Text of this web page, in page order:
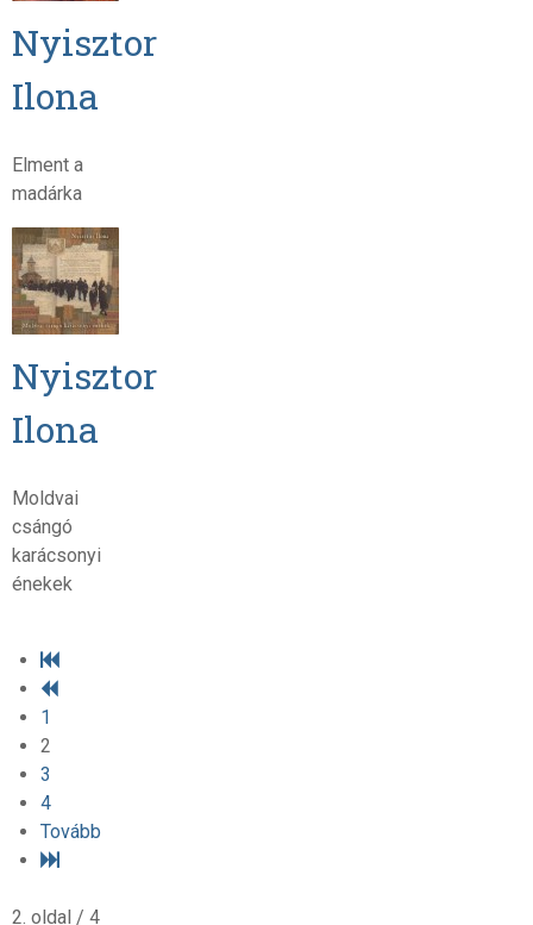
Nyisztor
Ilona
Elment a
madárka
Nyisztor
Ilona
Moldvai
csángó
karácsonyi
énekek
1
2
3
4
Tovább
2. oldal / 4